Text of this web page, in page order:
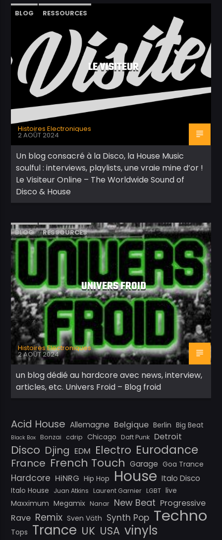
BLOG RESSOURCES
LE VISITEUR
Histoires Electroniques
2 AOÛT 2024
Un blog consacré à la Disco, la House Music
soulful : interviews, playlists, une vraie mine d’or !
Le Visiteur Online – The Worldwide Sound of
Disco & House
BLOG RESSOURCES
UNIVERS FROID
Histoires Electroniques
2 AOÛT 2024
un blog dédié au hardcore avec news, interview,
articles, etc. Univers Froid – Blog froid
Acid House Allemagne Belgique Berlin Big Beat
Black Box Bonzai cdrip Chicago Daft Punk Detroit
Disco Djing EDM Electro Eurodance
France French Touch Garage Goa Trance
Hardcore HiNRG Hip Hop House Italo Disco
Italo House Juan Atkins Laurent Garnier LGBT live
Maxximum Megamix Nanar New Beat Progressive
Rave Remix Sven Väth Synth Pop Techno
Tops Trance UK USA vinyls